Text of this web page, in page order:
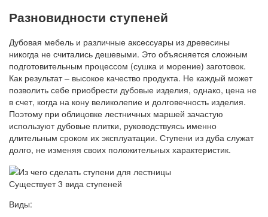
Разновидности ступеней
Дубовая мебель и различные аксессуары из древесины
никогда не считались дешевыми. Это объясняется сложным
подготовительным процессом (сушка и морение) заготовок.
Как результат – высокое качество продукта. Не каждый может
позволить себе приобрести дубовые изделия, однако, цена не
в счет, когда на кону великолепие и долговечность изделия.
Поэтому при облицовке лестничных маршей зачастую
используют дубовые плитки, руководствуясь именно
длительным сроком их эксплуатации. Ступени из дуба служат
долго, не изменяя своих положительных характеристик.
Существует 3 вида ступеней
Виды: